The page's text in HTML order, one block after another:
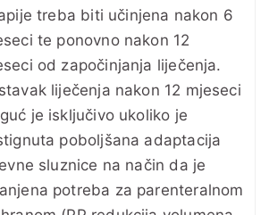
treba biti učinjena nakon 6
te ponovno nakon 12
od započinjanja liječenja.
liječenja nakon 12 mjeseci
je isključivo ukoliko je
poboljšana adaptacija
sluznice na način da je
potreba za parenteralnom